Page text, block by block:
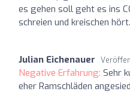
es gehen soll geht es ins
schreien und kreischen hört.
Julian Eichenauer
Negative Erfahrung: Sehr
eher Ramschläden